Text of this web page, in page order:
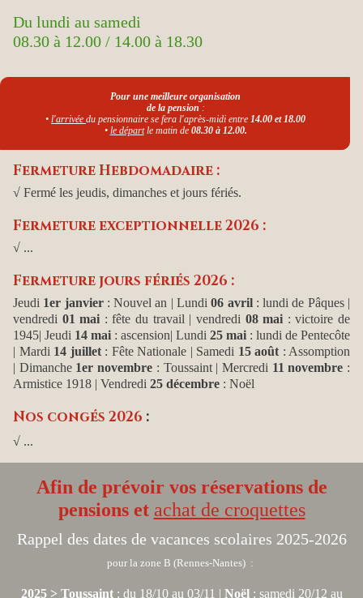
Du lundi au samedi
08.30 à 12.00 / 14.00 à 18.30
Pour une meilleure organisation
de la pension :
• l'arrivée du pensionnaire se fera l'après-midi entre 14.00 et 18.00
• le départle matin de 08.30 à 12.00.
Fermeture Hebdomadaire :
√ Fermé les jeudis, dimanches et jours fériés.
Fermeture exceptionnelle 2026 :
√ ...
Fermeture jours fériés 2026 :
Jeudi 1er janvier: Nouvel an | Lundi06 avril: lundi de Pâques |
vendredi 01 mai : fête du travail | vendredi 08 mai : victoire de
1945| Jeudi 14 mai : ascension| Lundi 25 mai : lundi de Pentecôte
| Mardi 14 juillet : Fête Nationale | Samedi 15 août : Assomption
| Dimanche 1er novembre : Toussaint | Mercredi 11 novembre :
Armistice 1918 | Vendredi 25 décembre : Noël
Nos congés 2026 :
√ ...
Afin de prévoir vos réservations de
pensions et achat de croquettes
Rappel des dates de vacances scolaires 2025-2026
pour la zone B (Rennes-Nantes) :
2025 > Toussaint: du 18/10 au 03/11 | Noël: samedi 20/12 au